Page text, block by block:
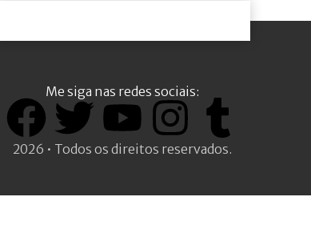
Me siga nas redes sociais:
2026 • Todos os direitos reservados.